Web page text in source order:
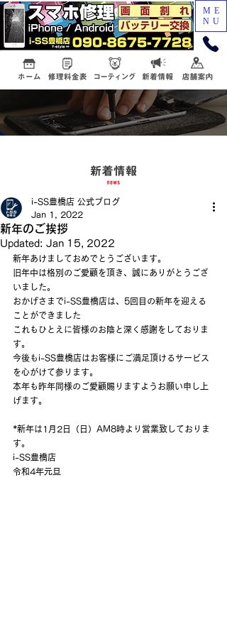
ME
NU
新年のご挨拶
i-SS豊橋店 公式ブログ
Jan 1, 2022
Updated: Jan 15, 2022
新年あけましておめでとうございます。
旧年中は格別のご愛顧を頂き、誠にありがとうござ
いました。
おかげさまでi-SS豊橋店は、5回目の新年を迎える
ことができました
これもひとえに皆様のお陰と深く感謝をしておりま
す。
今後もi-SS豊橋店はお客様にご満足頂けるサービス
を心がけて参ります。
本年も昨年同様のご愛顧賜りますようお願い申し上
げます。
*新年は1月2日（日）AM8時より営業致しておりま
す。
i-SS豊橋店
令和4年元旦